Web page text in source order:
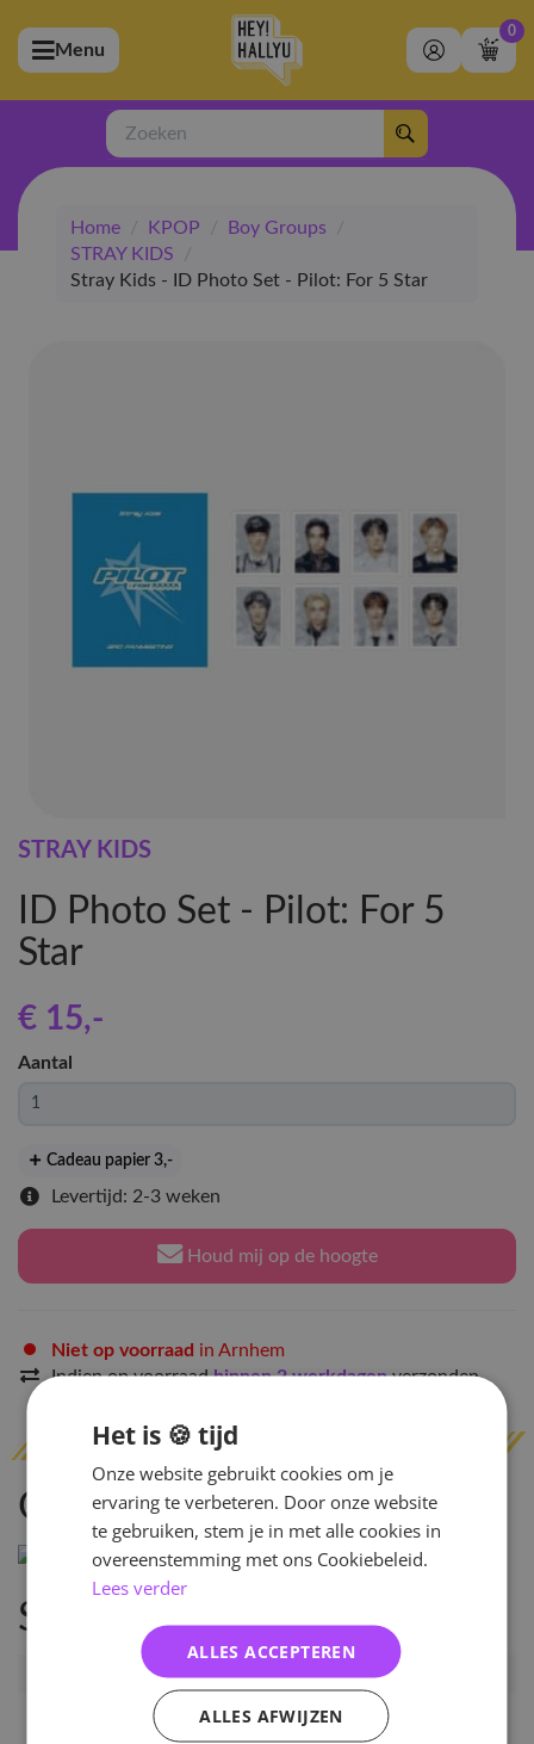
(Artiesten)
(Merchandise)
(Exclusive)
(Winkel)
Menu
0
Zoeken
Home / KPOP / Boy Groups
/
STRAY KIDS
/
Stray Kids - ID Photo Set - Pilot: For 5 Star
STRAY KIDS
ID Photo Set - Pilot: For 5
Star
€ 15,-
Aantal
Cadeau papier 3,-
Levertijd: 2-3 weken
Houd mij op de hoogte
Niet op voorraad in Arnhem
Indien op voorraadbinnen 2 werkdagenverzonden
Omschrijving
Specificaties
Artikelnummer
93760
1000000937602
Het is 🍪 tijd
Onze website gebruikt cookies om je
ervaring te verbeteren. Door onze website
te gebruiken, stem je in met alle cookies in
overeenstemming met ons Cookiebeleid.
Lees verder
ALLES ACCEPTEREN
ALLES AFWIJZEN